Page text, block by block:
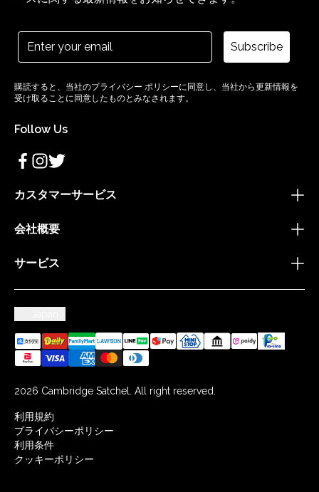
カスタマーサービス
会社概要
サービス
Follow Us
Subscribe
購読すると、当社のプライバシー ポリシーに同意し、当社から更新情報を
受け取ることに同意したものとみなされます。
2026 Cambridge Satchel. All right reserved.
利用規約
プライバシーポリシー
利用条件
クッキーポリシー